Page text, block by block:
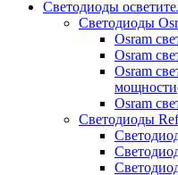
Светодиоды
Светодиоды
Osram
Osram
Osram
Osram
Светодиоды